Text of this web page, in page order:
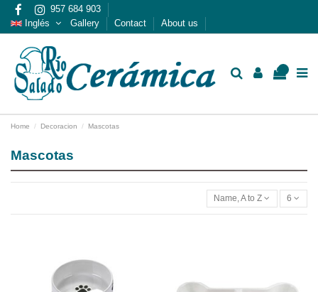
957 684 903
Inglés
Gallery Contact About us
Home Decoracion Mascotas
Mascotas
Name, A to Z 6